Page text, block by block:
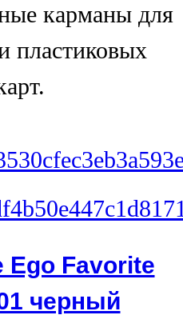
карманы для
пластиковых
Ego Favorite
черный